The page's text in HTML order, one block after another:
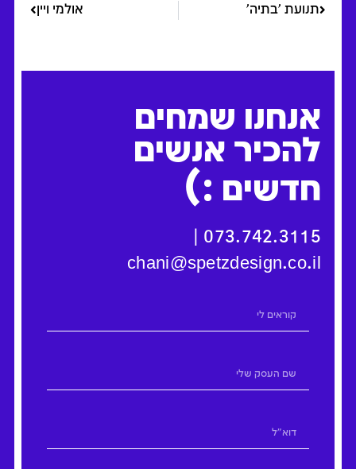
תנועת 'בתיה' אולמי ויין
אנחנו שמחים
להכיר אנשים
חדשים :)
073.742.3115
chani@spetzdesign.co.il